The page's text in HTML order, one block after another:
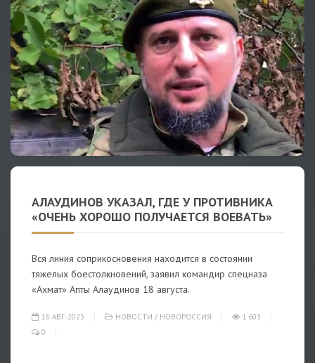
АЛАУДИНОВ УКАЗАЛ, ГДЕ У ПРОТИВНИКА
«ОЧЕНЬ ХОРОШО ПОЛУЧАЕТСЯ ВОЕВАТЬ»
Вся линия соприкосновения находится в состоянии
тяжелых боестолкновений, заявил командир спецназа
«Ахмат» Апты Алаудинов 18 августа.
18-АВГ-2023 НОВОСТИ / НОВОРОССИЯ
1 603
0